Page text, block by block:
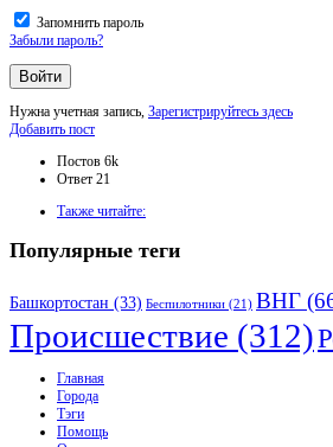
Запомнить пароль
Забыли пароль?
Нужна учетная запись, Зарегистрируйтесь здесь
Боковая
Добавить пост
Статистика
Постов 6k
Ответ 21
Также читайте:
Популярные теги
Башкортостан (33) Беспилотники (21) ВНГ
Происшествие (312)
Исследовать
Главная
Города
Тэги
Помощь